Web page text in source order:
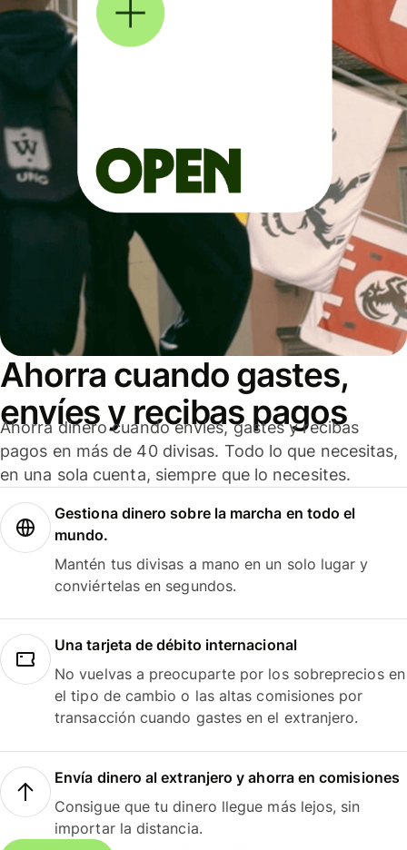
Ahorra cuando gastes,
envíes y recibas pagos
Ahorra dinero cuando envíes, gastes y recibas
pagos en más de 40 divisas. Todo lo que necesitas,
en una sola cuenta, siempre que lo necesites.
Gestiona dinero sobre la marcha en todo el
mundo.
Mantén tus divisas a mano en un solo lugar y
conviértelas en segundos.
Una tarjeta de débito internacional
No vuelvas a preocuparte por los sobreprecios en
el tipo de cambio o las altas comisiones por
transacción cuando gastes en el extranjero.
Envía dinero al extranjero y ahorra en comisiones
Consigue que tu dinero llegue más lejos, sin
importar la distancia.